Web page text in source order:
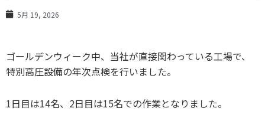
5月 19, 2026
ゴールデンウィーク中、当社が直接関わっている工場で、
特別高圧設備の年次点検を行いました。
1日目は14名、2日目は15名での作業となりました。